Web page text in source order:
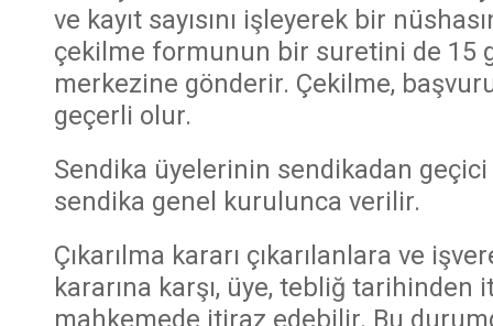
ve kayıt sayısını işleyerek bir
çekilme formunun bir suretini de 15
merkezine gönderir. Çekilme,
geçerli olur.
Sendika üyelerinin sendikadan geçici
sendika genel kurulunca verilir.
Çıkarılma kararı çıkarılanlara ve
kararına karşı, üye, tebliğ
mahkemede itiraz edebilir. Bu